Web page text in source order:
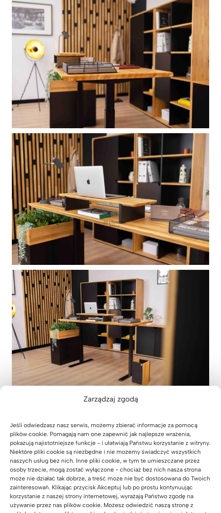
Zarządzaj zgodą
Jeśli odwiedzasz nasz serwis, możemy zbierać informacje za pomocą
plików cookie. Pomagają nam one zapewnić jak najlepsze wrażenia,
pokazują najistotniejsze funkcje - i ułatwiają Państwu korzystanie z witryny.
Niektóre pliki cookie są niezbędne i nie możemy świadczyć wszystkich
naszych usług bez nich. Inne pliki cookie, w tym te umieszczane przez
osoby trzecie, mogą zostać wyłączone - chociaż bez nich nasza strona
może nie działać tak dobrze, a treść może nie być dostosowana do Twoich
zainteresowań. Klikając przycisk Akceptuj lub po prostu kontynuując
korzystanie z naszej strony internetowej, wyrażają Państwo zgodę na
używanie przez nas plików cookie. Możesz odwiedzić naszą stronę z